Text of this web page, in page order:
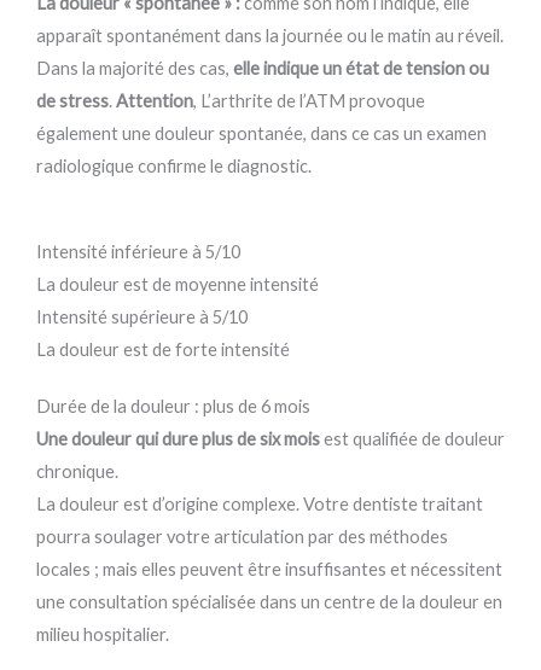
apparaît spontanément dans la journée ou le matin au réveil.
Dans la majorité des cas, elle indique un état de tension ou
de stress.Attention, L’arthrite de l’ATM provoque
également une douleur spontanée, dans ce cas un examen
radiologique confirme le diagnostic.
Intensité inférieure à 5/10
La douleur est de moyenne intensité
Intensité supérieure à 5/10
La douleur est de forte intensité
Durée de la douleur : plus de 6 mois
Une douleur qui dure plus de six moisest qualifiée de douleur
chronique.
La douleur est d’origine complexe. Votre dentiste traitant
pourra soulager votre articulation par des méthodes
locales ; mais elles peuvent être insuffisantes et nécessitent
une consultation spécialisée dans un centre de la douleur en
milieu hospitalier.